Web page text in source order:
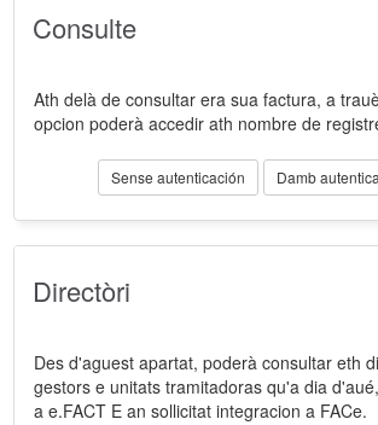
Consulte
Ath delà de consultar era sua factura, a
opcion poderà accedir ath nombre de
Sense autenticación Damb
Directòri
Des d'aguest apartat, poderà consultar eth
gestors e unitats tramitadoras qu'a dia
a e.FACT E an sollicitat integracion a FACe.